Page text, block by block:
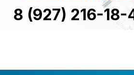
8 (927) 216-18-